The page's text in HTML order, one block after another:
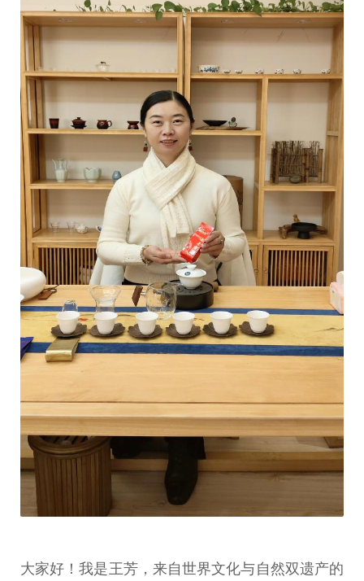
大家好！我是王芳，来自世界文化与自然双遗产的